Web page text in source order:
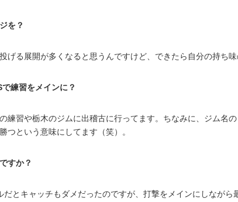
を？
る展開が多くなると思うんですけど、できたら自分の持ち味
練習をメインに？
習や栃木のジムに出稽古に行ってます。ちなみに、ジム名
つという意味にしてます（笑）。
すか？
とキャッチもダメだったのですが、打撃をメインにしながら